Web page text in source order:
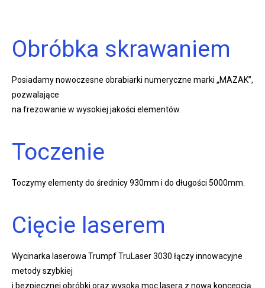
Obróbka skrawaniem
Posiadamy nowoczesne obrabiarki numeryczne marki „MAZAK”,
pozwalające
na frezowanie w wysokiej jakości elementów.
Toczenie
Toczymy elementy do średnicy 930mm i do długości 5000mm.
Cięcie laserem
Wycinarka laserowa Trumpf TruLaser 3030 łączy innowacyjne
metody szybkiej
i bezpiecznej obróbki oraz wysoką moc lasera z nową koncepcją